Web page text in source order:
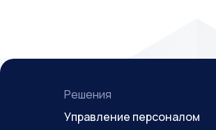
Решения
Управление персоналом